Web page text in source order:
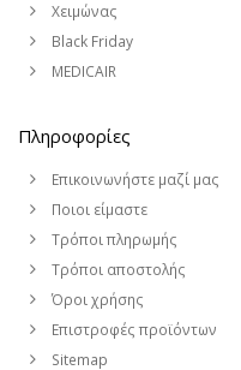
Χειμώνας
Black Friday
MEDICAIR
Πληροφορίες
Επικοινωνήστε μαζί μας
Ποιοι είμαστε
Τρόποι πληρωμής
Τρόποι αποστολής
Όροι χρήσης
Επιστροφές προϊόντων
Sitemap